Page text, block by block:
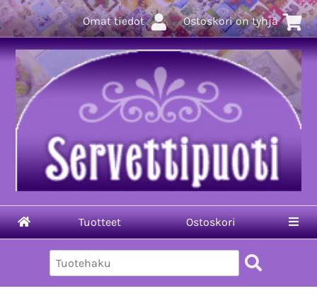
Omat tiedot Ostoskori on tyhjä
Tuotteet Ostoskori